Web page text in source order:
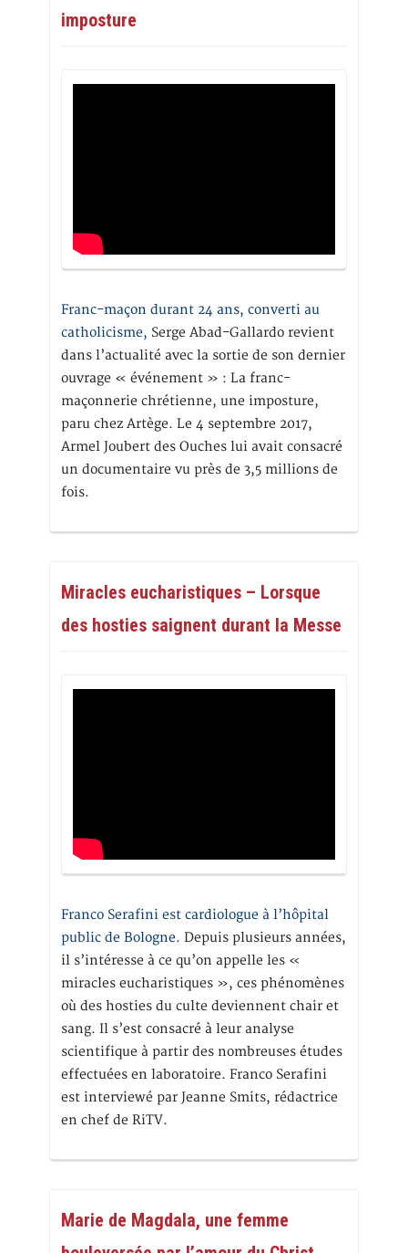
imposture
Franc-maçon durant 24 ans, converti au
catholicisme, Serge Abad-Gallardo revient
dans l’actualité avec la sortie de son dernier
ouvrage « événement » : La franc-
maçonnerie chrétienne, une imposture,
paru chez Artège. Le 4 septembre 2017,
Armel Joubert des Ouches lui avait consacré
un documentaire vu près de 3,5 millions de
fois.
Miracles eucharistiques – Lorsque
des hosties saignent durant la Messe
Franco Serafini est cardiologue à l’hôpital
public de Bologne. Depuis plusieurs années,
il s’intéresse à ce qu’on appelle les «
miracles eucharistiques », ces phénomènes
où des hosties du culte deviennent chair et
sang. Il s’est consacré à leur analyse
scientifique à partir des nombreuses études
effectuées en laboratoire. Franco Serafini
est interviewé par Jeanne Smits, rédactrice
en chef de RiTV.
Marie de Magdala, une femme